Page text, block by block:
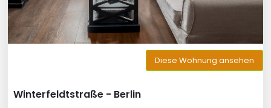
Diese Wohnung ansehen
Winterfeldtstraße - Berlin